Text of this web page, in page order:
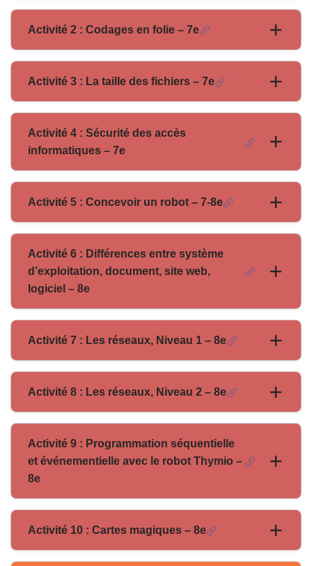
Activité 2 : Codages en folie – 7e
Activité 3 : La taille des fichiers – 7e
Activité 4 : Sécurité des accès
informatiques – 7e
Activité 5 : Concevoir un robot – 7-8e
Activité 6 : Différences entre système
d’exploitation, document, site web,
logiciel – 8e
Activité 7 : Les réseaux, Niveau 1 – 8e
Activité 8 : Les réseaux, Niveau 2 – 8e
Activité 9 : Programmation séquentielle
et événementielle avec le robot Thymio –
8e
Activité 10 : Cartes magiques – 8e